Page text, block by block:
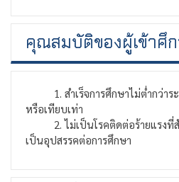
คุณสมบัติของผู้เข้าศึ
1. สำเร็จการศึกษาไม่ต่ำกว่าร
หรือเทียบเท่า
2. ไม่เป็นโรคติดต่อร้ายแรงที่สั
เป็นอุปสรรคต่อการศึกษา